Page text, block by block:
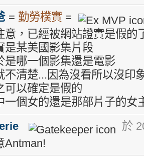
= 勤勞樸實 =
意，已經被網站證實是假的
是某美國影集片段
是哪一個影集還是電影
不清楚...因為沒看所以沒印
可以確定是假的
一個女的還是那部片子的女
於
Antman!